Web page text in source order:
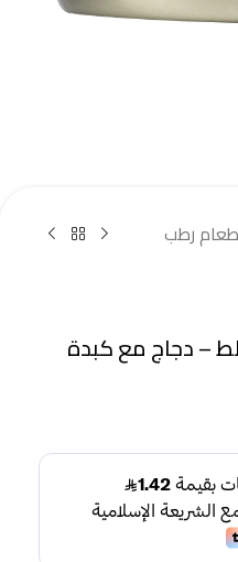
طعام رطب
– دجاج مع كبدة